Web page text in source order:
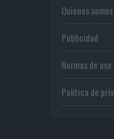
Quienes somos
Publicidad
Normas de uso
Política de